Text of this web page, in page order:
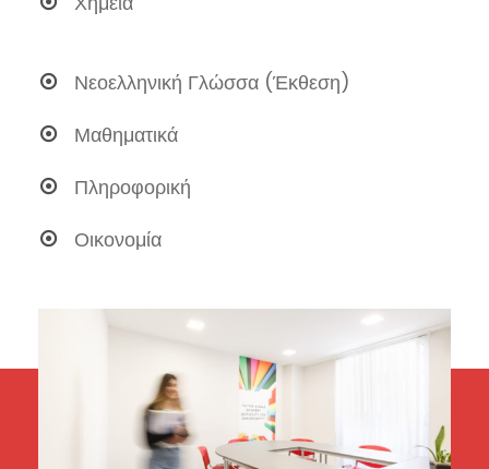
Νεοελληνική Γλώσσα (Έκθεση)
Μαθηματικά
Πληροφορική
Οικονομία